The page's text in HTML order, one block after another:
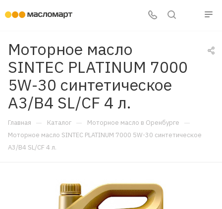
Моторное масло
SINTEC PLATINUM 7000
5W-30 синтетическое
A3/B4 SL/CF 4 л.
Главная — Каталог — Моторное масло в Оренбурге —
Моторное масло SINTEC PLATINUM 7000 5W-30 синтетическое
A3/B4 SL/CF 4 л.